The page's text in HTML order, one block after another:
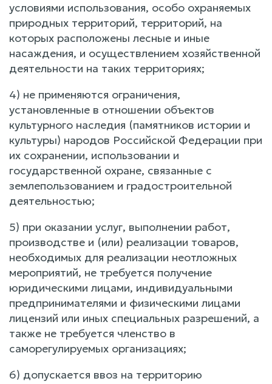
условиями использования, особо охраняемых
природных территорий, территорий, на
которых расположены лесные и иные
насаждения, и осуществлением хозяйственной
деятельности на таких территориях;
4) не применяются ограничения,
установленные в отношении объектов
культурного наследия (памятников истории и
культуры) народов Российской Федерации при
их сохранении, использовании и
государственной охране, связанные с
землепользованием и градостроительной
деятельностью;
5) при оказании услуг, выполнении работ,
производстве и (или) реализации товаров,
необходимых для реализации неотложных
мероприятий, не требуется получение
юридическими лицами, индивидуальными
предпринимателями и физическими лицами
лицензий или иных специальных разрешений, а
также не требуется членство в
саморегулируемых организациях;
6) допускается ввоз на территорию